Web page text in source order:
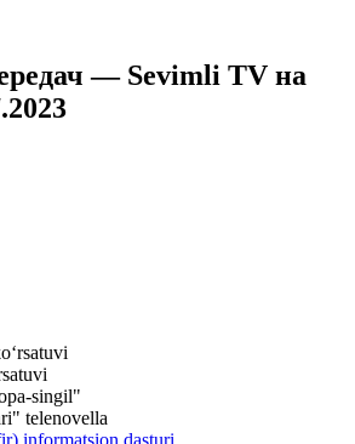
— Sevimli TV на
singil"
telenovella
informatsion dasturi